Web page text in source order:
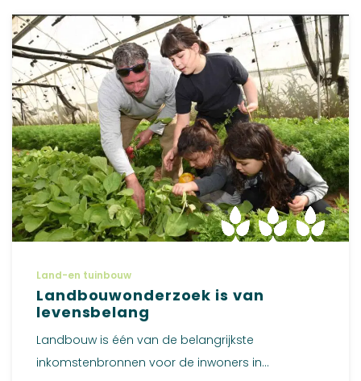
Land-en tuinbouw
Landbouwonderzoek is van
levensbelang
Landbouw is één van de belangrijkste
inkomstenbronnen voor de inwoners in...